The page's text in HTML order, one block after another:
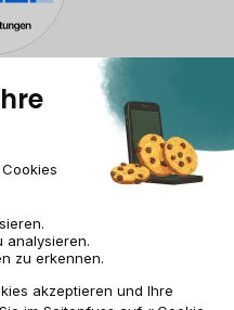
Cookie-Verwaltung
Group
| CHF